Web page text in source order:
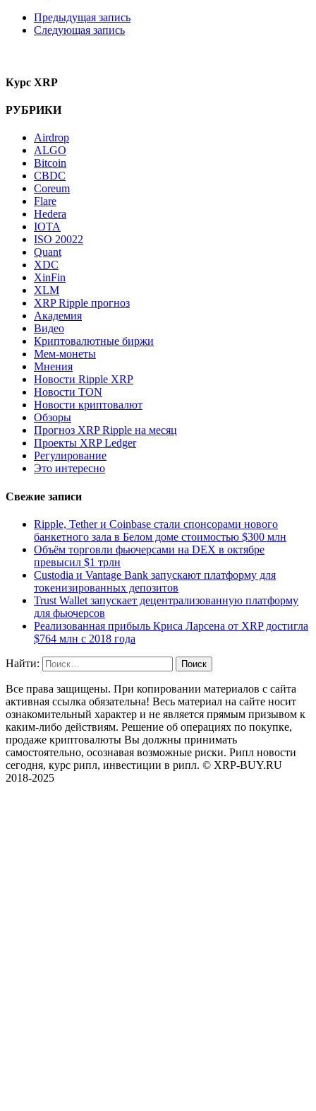
Предыдущая запись
Следующая запись
Курс XRP
РУБРИКИ
Airdrop
ALGO
Bitcoin
CBDC
Coreum
Flare
Hedera
IOTA
ISO 20022
Quant
XDC
XinFin
XLM
XRP Ripple прогноз
Академия
Видео
Криптовалютные биржи
Мем-монеты
Мнения
Новости Ripple XRP
Новости TON
Новости криптовалют
Обзоры
Прогноз XRP Ripple на месяц
Проекты XRP Ledger
Регулирование
Это интересно
Свежие записи
Ripple, Tether и Coinbase стали спонсорами нового
банкетного зала в Белом доме стоимостью $300 млн
Объём торговли фьючерсами на DEX в октябре
превысил $1 трлн
Custodia и Vantage Bank запускают платформу для
токенизированных депозитов
Trust Wallet запускает децентрализованную платформу
для фьючерсов
Реализованная прибыль Криса Ларсена от XRP достигла
$764 млн с 2018 года
Найти:
Все права защищены. При копировании материалов с сайта
активная ссылка обязательна! Весь материал на сайте носит
ознакомительный характер и не является прямым призывом к
каким-либо действиям. Решение об операциях по покупке,
продаже криптовалюты Вы должны принимать
самостоятельно, осознавая возможные риски. Рипл новости
сегодня, курс рипл, инвестиции в рипл. © XRP-BUY.RU
2018-2025